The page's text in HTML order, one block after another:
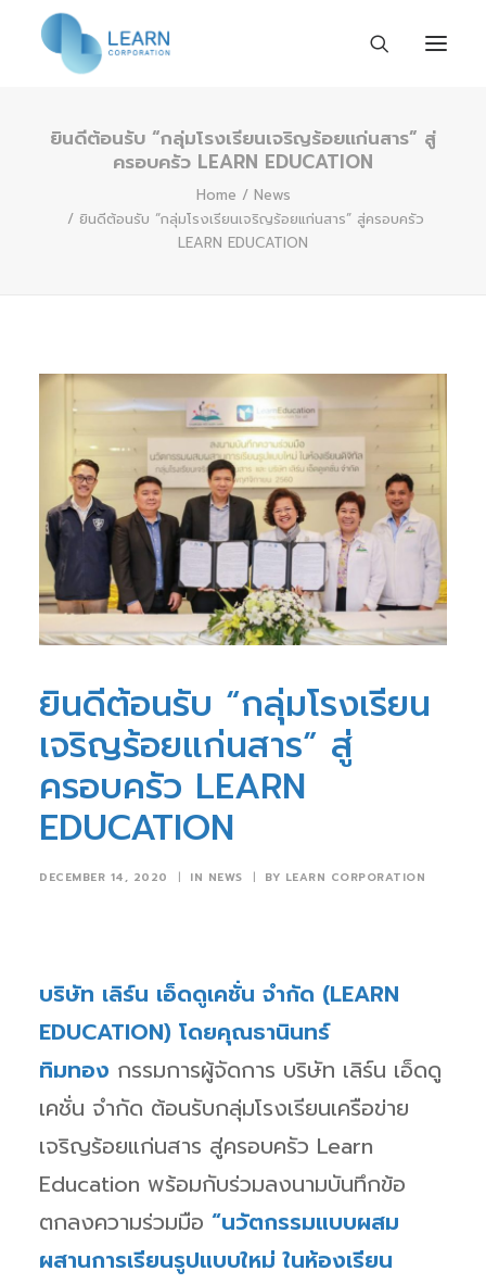
Home
ยินดีต้อนรับ “กลุ่มโรงเรียนเจริญร้อยแก่นสาร” สู่
ครอบครัว LEARN EDUCATION
Home
News
ยินดีต้อนรับ “กลุ่มโรงเรียนเจริญร้อยแก่นสาร” สู่ครอบครัว
LEARN EDUCATION
ยินดีต้อนรับ “กลุ่มโรงเรียน
เจริญร้อยแก่นสาร” สู่
ครอบครัว LEARN
EDUCATION
DECEMBER 14, 2020 | IN NEWS | BY LEARN CORPORATION
บริษัท เลิร์น เอ็ดดูเคชั่น จำกัด (LEARN
EDUCATION) โดยคุณธานินทร์
ทิมทอง กรรมการผู้จัดการ บริษัท เลิร์น เอ็ดดู
เคชั่น จำกัด ต้อนรับกลุ่มโรงเรียนเครือข่าย
เจริญร้อยแก่นสาร สู่ครอบครัว Learn
Education พร้อมกับร่วมลงนามบันทึกข้อ
ตกลงความร่วมมือ “นวัตกรรมแบบผสม
ผสานการเรียนรูปแบบใหม่ ในห้องเรียน